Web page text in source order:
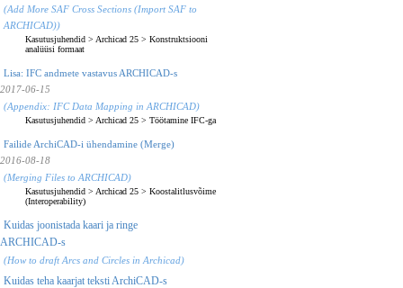
(Add More SAF Cross Sections (Import SAF to
ARCHICAD))
Kasutusjuhendid > Archicad 25 > Konstruktsiooni
analüüsi formaat
Lisa: IFC andmete vastavus ARCHICAD-s
2017-06-15
(Appendix: IFC Data Mapping in ARCHICAD)
Kasutusjuhendid > Archicad 25 > Töötamine IFC-ga
Failide ArchiCAD-i ühendamine (Merge)
2016-08-18
(Merging Files to ARCHICAD)
Kasutusjuhendid > Archicad 25 > Koostalitlusvõime
(Interoperability)
Kuidas joonistada kaari ja ringe
ARCHICAD-s
(How to draft Arcs and Circles in Archicad)
Kuidas teha kaarjat teksti ArchiCAD-s